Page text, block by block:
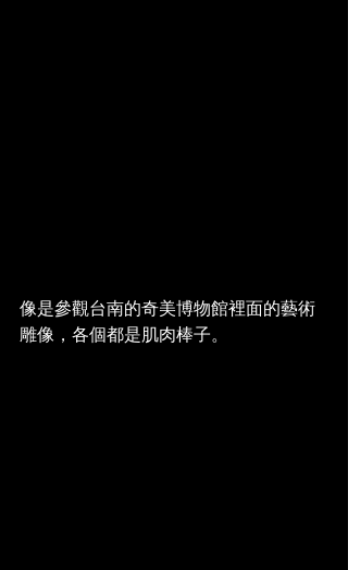
像是參觀台南的奇美博物館裡面的藝術
雕像，各個都是肌肉棒子。